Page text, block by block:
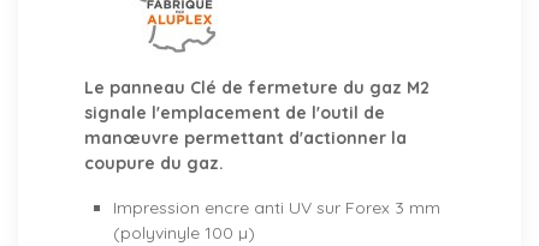
Le panneau Clé de fermeture du gaz M2
signale l'emplacement de l'outil de
manœuvre permettant d'actionner la
coupure du gaz.
Impression encre anti UV sur Forex 3 mm
(polyvinyle 100 µ)